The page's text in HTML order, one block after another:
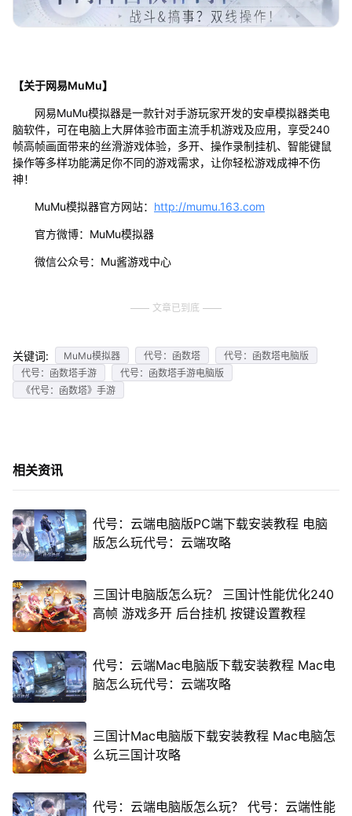
【关于网易MuMu】
网易MuMu模拟器是一款针对手游玩家开发的安卓模拟器类电
脑软件，可在电脑上大屏体验市面主流手机游戏及应用，享受240
帧高帧画面带来的丝滑游戏体验，多开、操作录制挂机、智能键鼠
操作等多样功能满足你不同的游戏需求，让你轻松游戏成神不伤
神！
MuMu模拟器官方网站： http://mumu.163.com
官方微博：MuMu模拟器
微信公众号：Mu酱游戏中心
文章已到底
关键词: MuMu模拟器 代号：函数塔
代号：函数塔电脑版
代号：函数塔手游
代号：函数塔手游电脑版
《代号：函数塔》手游
相关资讯
代号：云端电脑版PC端下载安装教程 电脑
版怎么玩代号：云端攻略
三国计电脑版怎么玩？ 三国计性能优化240
高帧 游戏多开 后台挂机 按键设置教程
代号：云端Mac电脑版下载安装教程 Mac电
脑怎么玩代号：云端攻略
三国计Mac电脑版下载安装教程 Mac电脑怎
么玩三国计攻略
代号：云端电脑版怎么玩？ 代号：云端性能